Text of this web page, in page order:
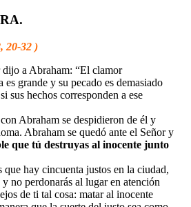
20-32 )
a Abraham: “El clamor
grande y su pecado es demasiado
sus hechos corresponden a ese
Abraham se despidieron de él y
Abraham se quedó ante el Señor y
que tú destruyas al inocente junto
que hay cincuenta justos en la ciudad,
no perdonarás al lugar en atención
de ti tal cosa: matar al inocente